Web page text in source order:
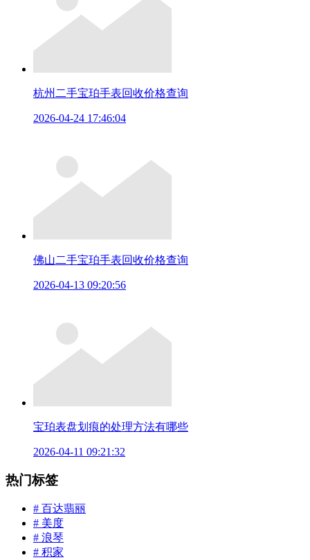
杭州二手宝珀手表回收价格查询
2026-04-24 17:46:04
佛山二手宝珀手表回收价格查询
2026-04-13 09:20:56
宝珀表盘划痕的处理方法有哪些
2026-04-11 09:21:32
热门标签
# 百达翡丽
# 美度
# 浪琴
# 积家